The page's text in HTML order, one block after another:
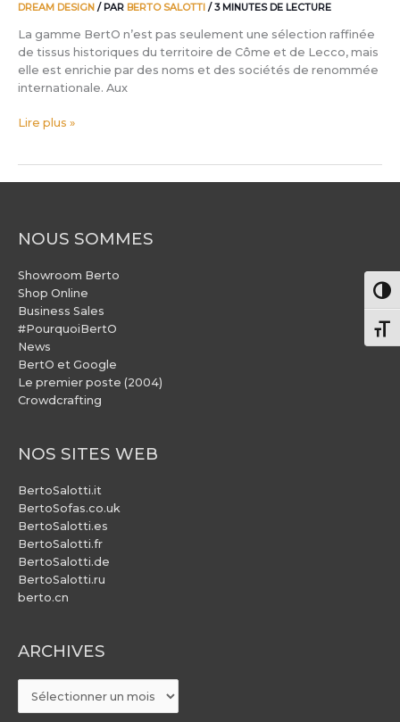
DREAM DESIGN / PAR BERTO SALOTTI /3 MINUTES DE LECTURE
La gamme BertO n’est pas seulement une sélection raffinée
de tissus historiques du territoire de Côme et de Lecco, mais
elle est enrichie par des noms et des sociétés de renommée
internationale. Aux
Lire plus »
NOUS SOMMES
Showroom Berto
Shop Online
Business Sales
#PourquoiBertO
News
BertO et Google
Le premier poste (2004)
Crowdcrafting
NOS SITES WEB
BertoSalotti.it
BertoSofas.co.uk
BertoSalotti.es
BertoSalotti.fr
BertoSalotti.de
BertoSalotti.ru
berto.cn
ARCHIVES
ARCHIVES